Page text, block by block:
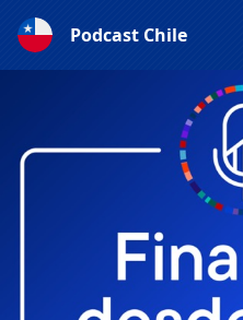
Podcast Chile